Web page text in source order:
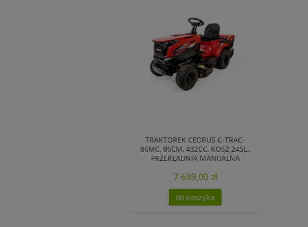
TRAKTOREK CEDRUS C-TRAC-
86MC, 86CM, 432CC, KOSZ 245L.,
PRZEKŁADNIA MANUALNA
7 699,00 zł
do koszyka